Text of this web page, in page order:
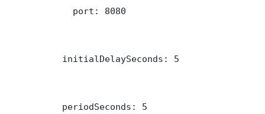
            port: 8080
          initialDelaySeconds: 5
          periodSeconds: 5